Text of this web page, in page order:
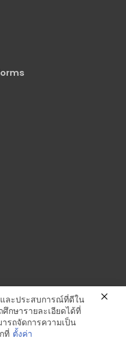
ละประสบการณ์ที่ดีใน
กษารายละเอียดได้ที่
รถจัดการความเป็น
ที่ ตั้งค่า